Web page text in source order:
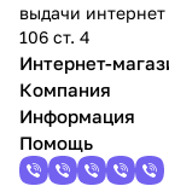
выдачи
106 ст. 4
Интернет-
Компания
Информация
Помощь